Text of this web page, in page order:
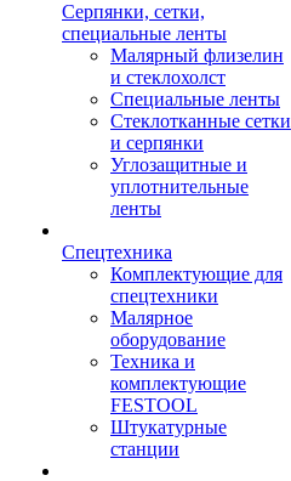
Серпянки, сетки,
специальные ленты
Малярный флизелин
и стеклохолст
Специальные ленты
Стеклотканные сетки
и серпянки
Углозащитные и
уплотнительные
ленты
Спецтехника
Комплектующие для
спецтехники
Малярное
оборудование
Техника и
комплектующие
FESTOOL
Штукатурные
станции